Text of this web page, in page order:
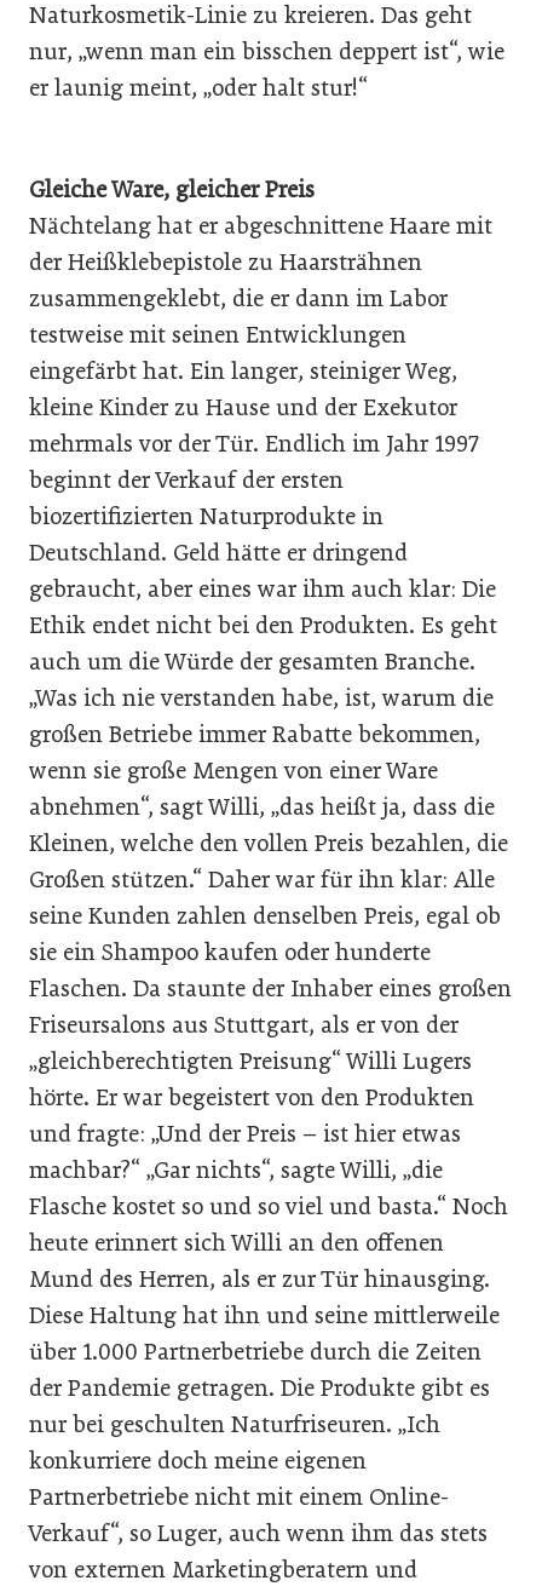
Naturkosmetik-Linie zu kreieren. Das geht
nur, „wenn man ein bisschen deppert ist“, wie
er launig meint, „oder halt stur!“
Gleiche Ware, gleicher Preis
Nächtelang hat er abgeschnittene Haare mit
der Heißklebepistole zu Haarsträhnen
zusammengeklebt, die er dann im Labor
testweise mit seinen Entwicklungen
eingefärbt hat. Ein langer, steiniger Weg,
kleine Kinder zu Hause und der Exekutor
mehrmals vor der Tür. Endlich im Jahr 1997
beginnt der Verkauf der ersten
biozertifizierten Naturprodukte in
Deutschland. Geld hätte er dringend
gebraucht, aber eines war ihm auch klar: Die
Ethik endet nicht bei den Produkten. Es geht
auch um die Würde der gesamten Branche.
„Was ich nie verstanden habe, ist, warum die
großen Betriebe immer Rabatte bekommen,
wenn sie große Mengen von einer Ware
abnehmen“, sagt Willi, „das heißt ja, dass die
Kleinen, welche den vollen Preis bezahlen, die
Großen stützen.“ Daher war für ihn klar: Alle
seine Kunden zahlen denselben Preis, egal ob
sie ein Shampoo kaufen oder hunderte
Flaschen. Da staunte der Inhaber eines großen
Friseursalons aus Stuttgart, als er von der
„gleichberechtigten Preisung“ Willi Lugers
hörte. Er war begeistert von den Produkten
und fragte: „Und der Preis – ist hier etwas
machbar?“ „Gar nichts“, sagte Willi, „die
Flasche kostet so und so viel und basta.“ Noch
heute erinnert sich Willi an den offenen
Mund des Herren, als er zur Tür hinausging.
Diese Haltung hat ihn und seine mittlerweile
über 1.000 Partnerbetriebe durch die Zeiten
der Pandemie getragen. Die Produkte gibt es
nur bei geschulten Naturfriseuren. „Ich
konkurriere doch meine eigenen
Partnerbetriebe nicht mit einem Online-
Verkauf“, so Luger, auch wenn ihm das stets
von externen Marketingberatern und